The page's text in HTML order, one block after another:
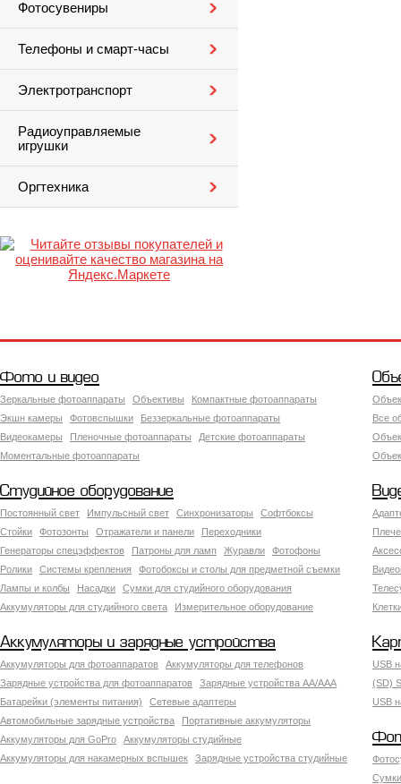
Фотосувениры
Телефоны и смарт-часы
Электротранспорт
Радиоуправляемые
игрушки
Оргтехника
Фото и видео
Зеркальные фотоаппараты Объективы
Компактные фотоаппараты
Экшн камеры
Фотовспышки
Беззеркальные фотоаппараты
Видеокамеры
Пленочные фотоаппараты
Детские фотоаппараты
Моментальные фотоаппараты
Все
Студийное оборудование
Постоянный свет Импульсный свет Синхронизаторы
Софтбоксы
Стойки
Фотозонты Отражатели и панели
Переходники
Генераторы спецэффектов
Патроны для ламп Журавли
Фотофоны
Ролики
Системы крепления
Фотобоксы и столы для предметной съемки
Лампы и колбы
Насадки
Сумки для студийного оборудования
Аккумуляторы для студийного света
Измерительное оборудование
Аккумуляторы и зарядные устройства
Аккумуляторы для фотоаппаратов
Аккумуляторы для телефонов
Зарядные устройства для фотоаппаратов
Зарядные устройства AA/AAA
Батарейки (элементы питания)
Сетевые адаптеры
Автомобильные зарядные устройства
Портативные аккумуляторы
Аккумуляторы для GoPro
Аккумуляторы студийные
Аккумуляторы для накамерных вспышек
Зарядные устройства студийные
USB
(SD)
USB